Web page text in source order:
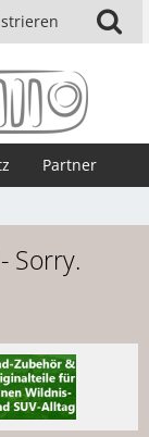
Partner
Sorry.